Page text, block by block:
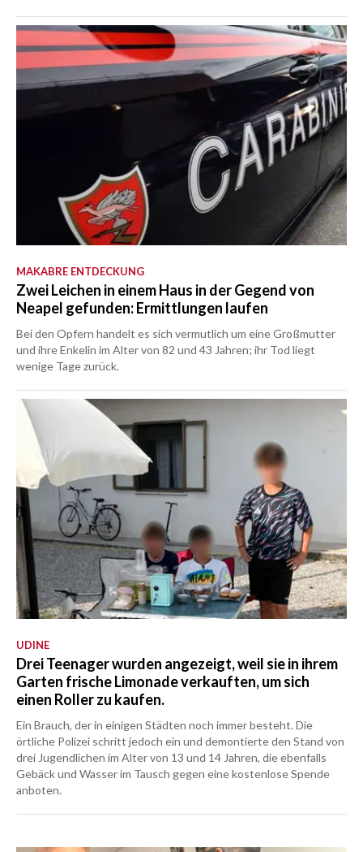
MAKABRE ENTDECKUNG
Zwei Leichen in einem Haus in der Gegend von
Neapel gefunden: Ermittlungen laufen
Bei den Opfern handelt es sich vermutlich um eine Großmutter
und ihre Enkelin im Alter von 82 und 43 Jahren; ihr Tod liegt
wenige Tage zurück.
UDINE
Drei Teenager wurden angezeigt, weil sie in ihrem
Garten frische Limonade verkauften, um sich
einen Roller zu kaufen.
Ein Brauch, der in einigen Städten noch immer besteht. Die
örtliche Polizei schritt jedoch ein und demontierte den Stand von
drei Jugendlichen im Alter von 13 und 14 Jahren, die ebenfalls
Gebäck und Wasser im Tausch gegen eine kostenlose Spende
anboten.